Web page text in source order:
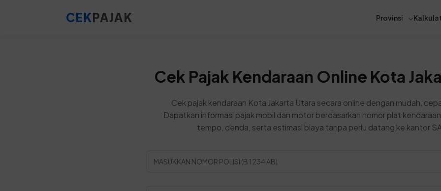
CEKPAJAK Provinsi
Cek Pajak Kendaraan Online Kota
Cek pajak kendaraan Kota Jakarta Utara secara online dengan mudah,
Dapatkan informasi pajak mobil dan motor berdasarkan nomor plat
tempo, denda, serta estimasi biaya tanpa perlu datang ke kantor